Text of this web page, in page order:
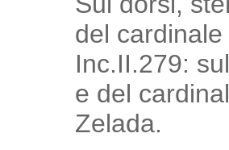
del
Inc.II.279:
e del
Zelada.